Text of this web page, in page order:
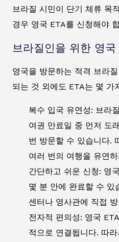
브라질 시민이 단기 체류 목
경우 영국 ETA를 신청해야
브라질인을 위한 영국
영국을 방문하는 적격 브라
되는 것 외에도 ETA는 몇 가
복수 입국 유연성: 브라
여권 만료일 중 먼저 도
번 방문할 수 있습니다.
여러 번의 여행을 유연
간단하고 쉬운 신청: 영
몇 분 안에 완료할 수 있
센터나 영사관에 직접
전자적 편의성: 영국
적으로 연결됩니다. 따